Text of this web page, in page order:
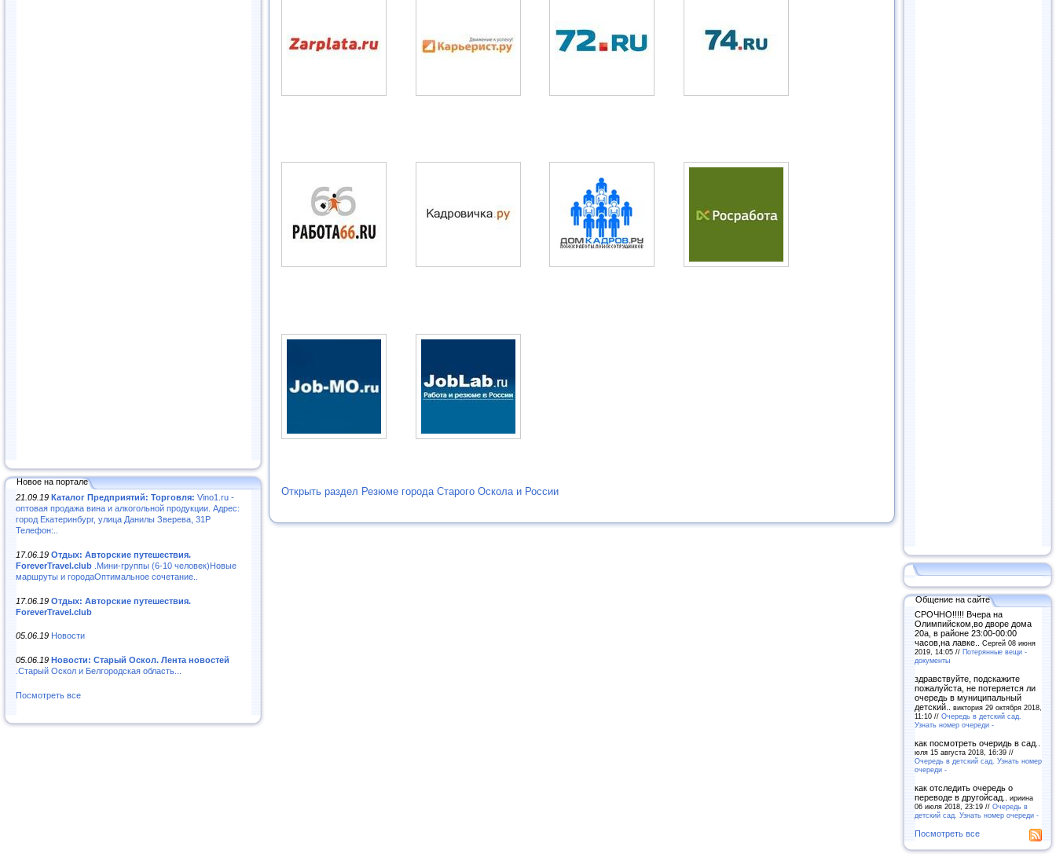
Новое на портале
21.09.19 Каталог Предприятий: Торговля: Vino1.ru -
оптовая продажа вина и алкогольной продукции. Адрес:
город Екатеринбург, улица Данилы Зверева, 31Р
Телефон:..
17.06.19 Отдых: Авторские путешествия.
ForeverTravel.club .Мини-группы (6-10 человек)Новые
маршруты и городаОптимальное сочетание..
17.06.19 Отдых: Авторские путешествия.
ForeverTravel.club
05.06.19 Новости
05.06.19 Новости: Старый Оскол. Лента новостей
.Старый Оскол и Белгородская область...
Посмотреть все
Открыть раздел Резюме города Старого Оскола и России
Общение на сайте
СРОЧНО!!!!! Вчера на
Олимпийском,во дворе дома
20а, в районе 23:00-00:00
часов,на лавке.. Сергей 08 июня
2019, 14:05 // Потерянные вещи -
документы
здравствуйте, подскажите
пожалуйста, не потеряется ли
очередь в муниципальный
детский.. виктория 29 октября 2018,
11:10 // Очередь в детский сад.
Узнать номер очереди -
как посмотреть очеридь в сад..
юля 15 августа 2018, 16:39 //
Очередь в детский сад. Узнать номер
очереди -
как отследить очередь о
переводе в другойсад.. ириина
06 июля 2018, 23:19 // Очередь в
детский сад. Узнать номер очереди -
Посмотреть все